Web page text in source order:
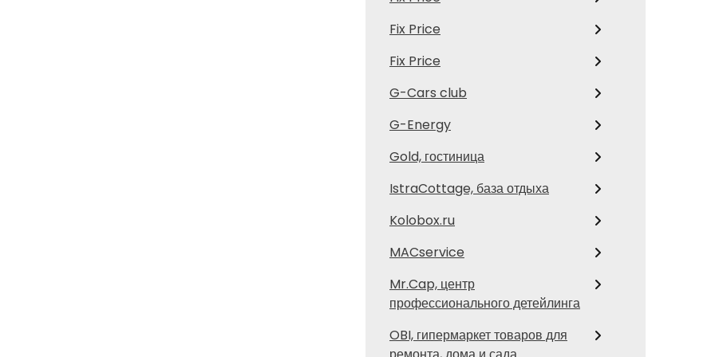
Fix Price
Fix Price
G-Cars club
G-Energy
Gold, гостиница
IstraCottage, база отдыха
Kolobox.ru
MACservice
Mr.Cap, центр
профессионального детейлинга
OBI, гипермаркет товаров для